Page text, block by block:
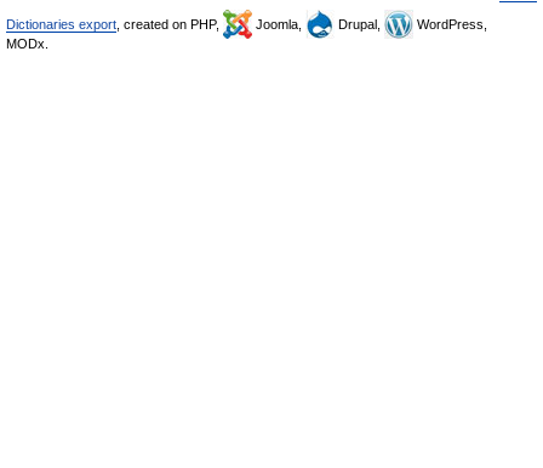
Dictionaries export , created on PHP, Joomla, Drupal,
WordPress,
MODx.